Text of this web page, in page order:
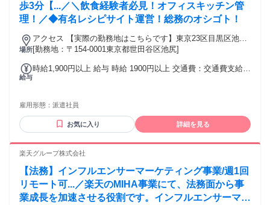
歩3分【...／＼飲食経験者必見！オフィスキッチン管
理！／◆有名レシピサイト運営！総務のオシゴト！
場所
アクセス 【実際の勤務地はこちらです】東京23区目黒区池尻
大橋駅徒歩3分
[勤務地：〒154-0001東京都世田谷区池尻]
給与
時給1,900円以上 給与 時給 1900円以上 交通費：交通費支給 1
雇用形態： 派遣社員
お気に入り 詳細を見る
楽天グループ株式会社
【法務】インフルエンサーマーケティング事業/週1回
リモート可...／楽天のMIHA事業にて、法務面から事
業成長を加速させる役割です。インフルエンサーマー